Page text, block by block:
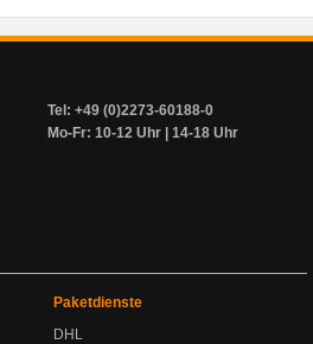
Tel: +49 (0)2273-60188-0
Mo-Fr: 10-12 Uhr | 14-18 Uhr
Paketdienste
DHL